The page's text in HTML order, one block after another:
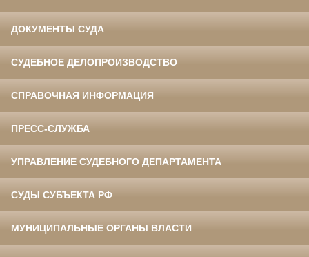
ДОКУМЕНТЫ СУДА
СУДЕБНОЕ ДЕЛОПРОИЗВОДСТВО
СПРАВОЧНАЯ ИНФОРМАЦИЯ
ПРЕСС-СЛУЖБА
УПРАВЛЕНИЕ СУДЕБНОГО ДЕПАРТАМЕНТА
СУДЫ СУБЪЕКТА РФ
МУНИЦИПАЛЬНЫЕ ОРГАНЫ ВЛАСТИ